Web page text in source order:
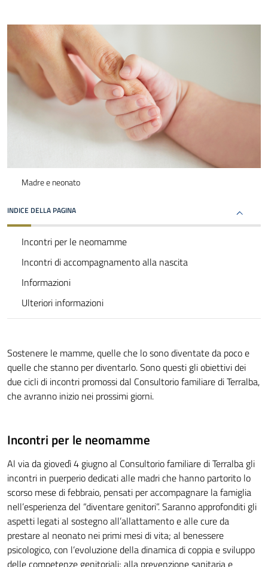
Madre e neonato
INDICE DELLA PAGINA
Incontri per le neomamme
Incontri di accompagnamento alla nascita
Informazioni
Ulteriori informazioni
Sostenere le mamme, quelle che lo sono diventate da poco e
quelle che stanno per diventarlo. Sono questi gli obiettivi dei
due cicli di incontri promossi dal Consultorio familiare di Terralba,
che avranno inizio nei prossimi giorni.
Incontri per le neomamme
Al via da giovedì 4 giugno al Consultorio familiare di Terralba gli
incontri in puerperio dedicati alle madri che hanno partorito lo
scorso mese di febbraio, pensati per accompagnare la famiglia
nell’esperienza del “diventare genitori”. Saranno approfonditi gli
aspetti legati al sostegno all’allattamento e alle cure da
prestare al neonato nei primi mesi di vita; al benessere
psicologico, con l’evoluzione della dinamica di coppia e sviluppo